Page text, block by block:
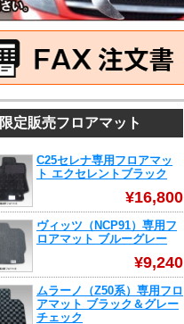
限定販売フロアマット
C25セレナ専用フロアマッ
ト エクセレントブラック
¥16,800
ヴィッツ（NCP91）専用フ
ロアマット ブルーグレー
¥9,240
ムラーノ（Z50系）専用フロ
アマット ブラック＆グレー
チェック